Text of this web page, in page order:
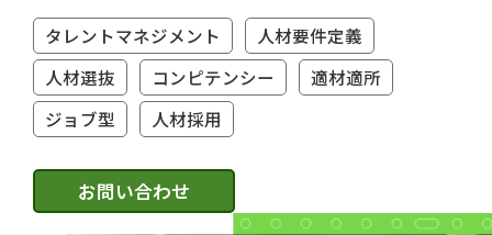
タレントマネジメント
人材要件定義
人材選抜
コンピテンシー
適材適所
ジョブ型
人材採用
お問い合わせ